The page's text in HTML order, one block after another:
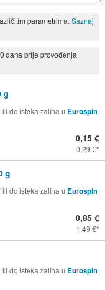
parametrima. Saznaj
dana prije provođenja
g
do isteka zaliha u Eurospin
0,15 €
0,29 €
g
do isteka zaliha u Eurospin
0,85 €
1,49 €
do isteka zaliha u Eurospin